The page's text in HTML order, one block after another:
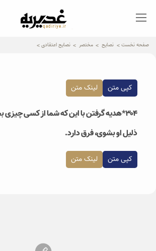
qadiriye.ir
نشریه ی غدیریه-بیانات استاد
صفحه نخست نصایح مختصر نصایح اعتقادی
کپی متن لینک متن
۳۰۴*هدیه گرفتن با این که شما از کسی
ذلیل او بشوی، فرق دارد.
کپی متن لینک متن